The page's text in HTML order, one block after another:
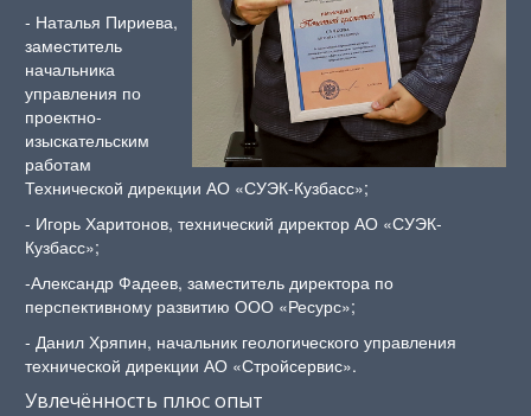
‑ Наталья Пириева,
заместитель
начальника
управления по
проектно-
изыскательским
работам
Технической дирекции АО «СУЭК-Кузбасс»;
‑ Игорь Харитонов, технический директор АО «СУЭК-
Кузбасс»;
‑Александр Фадеев, заместитель директора по
перспективному развитию ООО «Ресурс»;
‑ Данил Хряпин, начальник геологического управления
технической дирекции АО «Стройсервис».
Увлечённость плюс опыт